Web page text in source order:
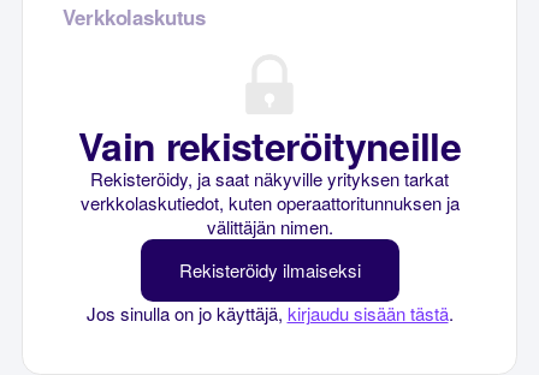
Verkkolaskutus
Vain rekisteröityneille
Rekisteröidy, ja saat näkyville yrityksen tarkat
verkkolaskutiedot, kuten operaattoritunnuksen ja
välittäjän nimen.
Rekisteröidy ilmaiseksi
Jos sinulla on jo käyttäjä, kirjaudu sisään tästä.